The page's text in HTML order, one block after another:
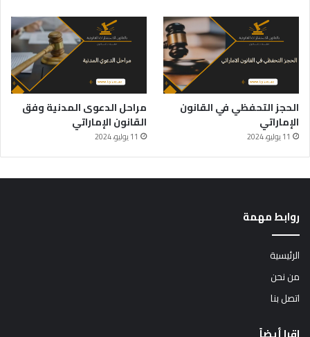
الحجز التحفظي في القانون
الإماراتي
11 يوليو، 2024
مراحل الدعوى المدنية وفق
القانون الإماراتي
11 يوليو، 2024
روابط مهمة
الرئيسية
من نحن
اتصل بنا